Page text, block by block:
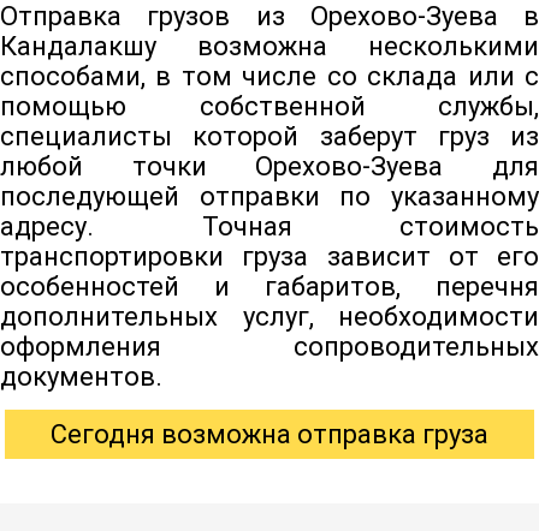
Отправка грузов из Орехово-Зуева в
Кандалакшу возможна несколькими
способами, в том числе со склада или с
помощью собственной службы,
специалисты которой заберут груз из
любой точки Орехово-Зуева для
последующей отправки по указанному
адресу. Точная стоимость
транспортировки груза зависит от его
особенностей и габаритов, перечня
дополнительных услуг, необходимости
оформления сопроводительных
документов.
Сегодня возможна отправка груза